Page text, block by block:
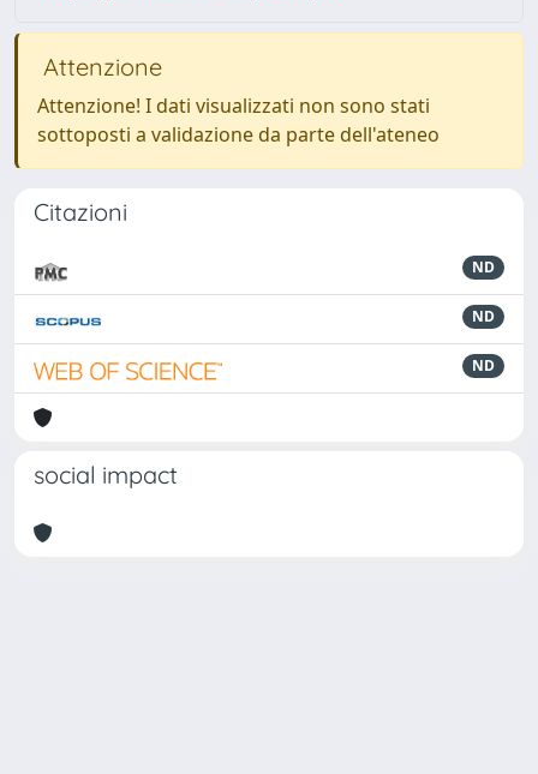
Attenzione
Attenzione! I dati visualizzati non sono stati
sottoposti a validazione da parte dell'ateneo
Citazioni
ND
ND
ND
social impact